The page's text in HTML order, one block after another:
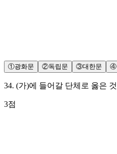
①광화문 ②독립문 ③대한문 ④
34. (가)에 들어갈 단체로 옳은
3점